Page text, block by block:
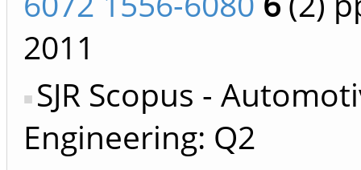
2011
SJR Scopus -
Engineering: Q2